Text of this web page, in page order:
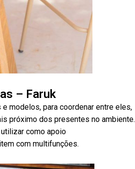
– Faruk
modelos, para coordenar entre eles,
próximo dos presentes no ambiente.
como apoio
com multifunções.